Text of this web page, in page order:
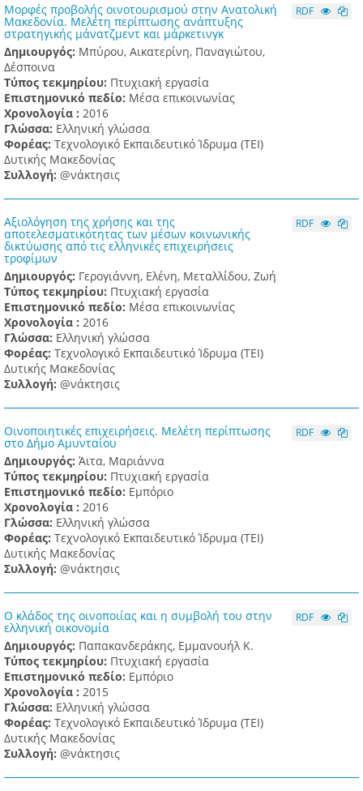
Μορφές προβολής οινοτουρισμού στην Ανατολική
Μακεδονία. Μελέτη περίπτωσης ανάπτυξης
στρατηγικής μάνατζμεντ και μάρκετινγκ
Δημιουργός: Μπύρου, Αικατερίνη, Παναγιώτου,
Δέσποινα
Τύπος τεκμηρίου: Πτυχιακή εργασία
Επιστημονικό πεδίο: Μέσα επικοινωνίας
Χρονολογία : 2016
Γλώσσα: Ελληνική γλώσσα
Φορέας: Τεχνολογικό Εκπαιδευτικό Ίδρυμα (ΤΕΙ)
Δυτικής Μακεδονίας
Συλλογή: @νάκτησις
RDF
Αξιολόγηση της χρήσης και της
αποτελεσματικότητας των μέσων κοινωνικής
δικτύωσης από τις ελληνικές επιχειρήσεις
τροφίμων
Δημιουργός: Γερογιάννη, Ελένη, Μεταλλίδου, Ζωή
Τύπος τεκμηρίου: Πτυχιακή εργασία
Επιστημονικό πεδίο: Μέσα επικοινωνίας
Χρονολογία : 2016
Γλώσσα: Ελληνική γλώσσα
Φορέας: Τεχνολογικό Εκπαιδευτικό Ίδρυμα (ΤΕΙ)
Δυτικής Μακεδονίας
Συλλογή: @νάκτησις
RDF
Οινοποιητικές επιχειρήσεις. Μελέτη περίπτωσης
στο Δήμο Αμυνταίου
Δημιουργός: Άιτα, Μαριάννα
Τύπος τεκμηρίου: Πτυχιακή εργασία
Επιστημονικό πεδίο: Εμπόριο
Χρονολογία : 2016
Γλώσσα: Ελληνική γλώσσα
Φορέας: Τεχνολογικό Εκπαιδευτικό Ίδρυμα (ΤΕΙ)
Δυτικής Μακεδονίας
Συλλογή: @νάκτησις
RDF
Ο κλάδος της οινοποιίας και η συμβολή του στην
ελληνική οικονομία
Δημιουργός: Παπακανδεράκης, Εμμανουήλ Κ.
Τύπος τεκμηρίου: Πτυχιακή εργασία
Επιστημονικό πεδίο: Εμπόριο
Χρονολογία : 2015
Γλώσσα: Ελληνική γλώσσα
Φορέας: Τεχνολογικό Εκπαιδευτικό Ίδρυμα (ΤΕΙ)
Δυτικής Μακεδονίας
Συλλογή: @νάκτησις
RDF